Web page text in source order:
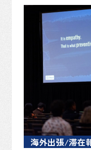
海外出張/滞在